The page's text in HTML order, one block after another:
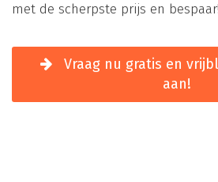
met de scherpste prijs en bespaar!
Vraag nu gratis en
aan!